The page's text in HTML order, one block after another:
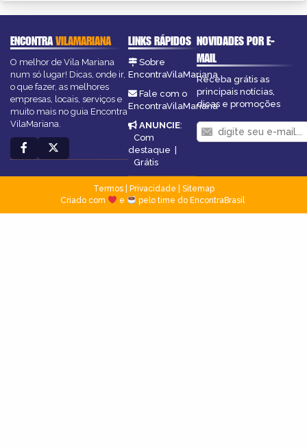
ENCONTRAVILAMARIANA
O melhor de Vila Mariana
num só lugar! Dicas, onde ir,
o que fazer, as melhores
empresas, locais, serviços e
muito mais no guia Encontra
VilaMariana.
LINKS RÁPIDOS
Sobre
EncontraVilaMariana
Fale com o
EncontraVilaMariana
ANUNCIE:
Com
destaque |
Grátis
NOVIDADES POR E-
MAIL
Receba grátis as
principais notícias,
dicas e promoções
Termos| Privacidade
Sitemap
Criado com
e pelo time do EncontraBrasil